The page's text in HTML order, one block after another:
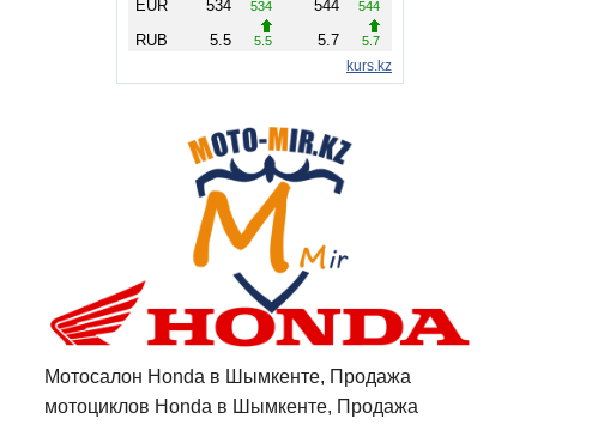
Мотосалон Honda в Шымкенте, Продажа
мотоциклов Honda в Шымкенте, Продажа